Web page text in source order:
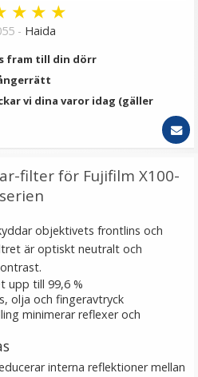
Canon EW-73B
★★★
VARUKORG
★ ★ ★
- Haida
fram till din dörr
vi dina varor idag (gäller
filter för Fujifilm X100-
serien
objektivets frontlins och
är optiskt neutralt och
upp till 99,6 %
olja och fingeravtryck
minimerar reflexer och
interna reflektioner mellan